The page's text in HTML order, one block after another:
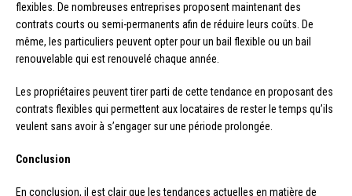
flexibles. De nombreuses entreprises proposent maintenant des
contrats courts ou semi-permanents afin de réduire leurs coûts. De
même, les particuliers peuvent opter pour un bail flexible ou un bail
renouvelable qui est renouvelé chaque année.
Les propriétaires peuvent tirer parti de cette tendance en proposant des
contrats flexibles qui permettent aux locataires de rester le temps qu’ils
veulent sans avoir à s’engager sur une période prolongée.
Conclusion
En conclusion, il est clair que les tendances actuelles en matière de